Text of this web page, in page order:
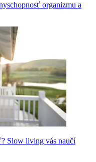
organizmu a
Slow living vás naučí